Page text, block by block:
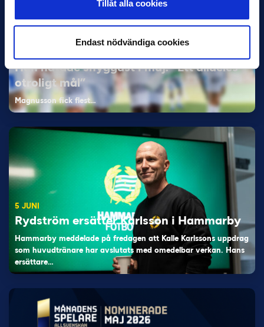
Tillåt alla cookies
Endast nödvändiga cookies
Han nätade snyggast i maj: “Ett alldeles
otroligt mål”
Magnusson fick flest…
5 JUNI
Rydström ersätter Karlsson i Hammarby
Hammarby meddelade på fredagen att Kalle Karlssons uppdrag
som huvudtränare har avslutats med omedelbar verkan. Hans
ersättare…